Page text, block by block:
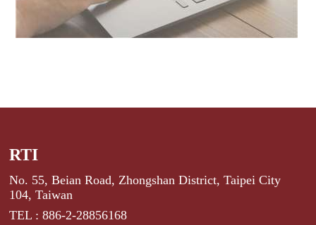
RTI
No. 55, Beian Road, Zhongshan District, Taipei City
104, Taiwan
TEL : 886-2-28856168